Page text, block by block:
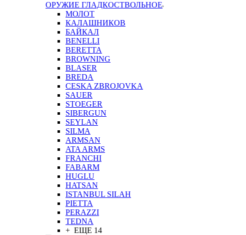
ОРУЖИЕ ГЛАДКОСТВОЛЬНОЕ
МОЛОТ
КАЛАШНИКОВ
БАЙКАЛ
BENELLI
BERETTA
BROWNING
BLASER
BREDA
CESKA ZBROJOVKA
SAUER
STOEGER
SIBERGUN
SEYLAN
SILMA
ARMSAN
ATA ARMS
FRANCHI
FABARM
HUGLU
HATSAN
ISTANBUL SILAH
PIETTA
PERAZZI
TEDNA
+ ЕЩЕ 14